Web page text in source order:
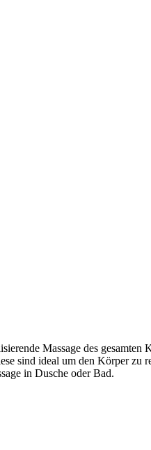
Massage des
sind ideal um den Körper
in Dusche oder Bad.